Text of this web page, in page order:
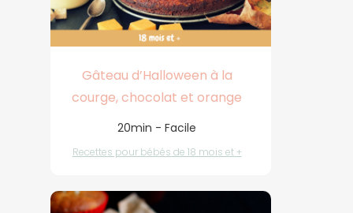
Gâteau d’Halloween à la
courge, chocolat et orange
20min - Facile
Recettes pour bébés de 18 mois et +